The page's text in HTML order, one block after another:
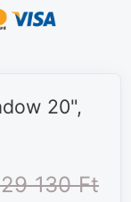
20",
130 Ft‎